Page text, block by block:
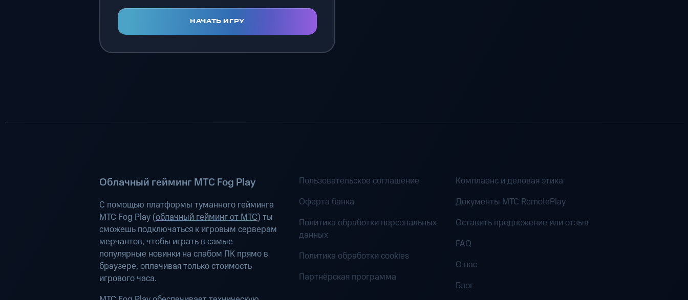
НАЧАТЬ ИГРУ
Облачный гейминг МТС Fog Play
С помощью платформы туманного гейминга
МТС Fog Play (облачный гейминг от МТС) ты
сможешь подключаться к игровым серверам
мерчантов, чтобы играть в самые
популярные новинки на слабом ПК прямо в
браузере, оплачивая только стоимость
игрового часа.
Пользовательское соглашение
Оферта банка
Политика обработки персональных
данных
Политика обработки cookies
Партнёрская программа
Комплаенс и деловая этика
Документы MTC RemotePlay
Оставить предложение или отзыв
FAQ
О нас
Блог